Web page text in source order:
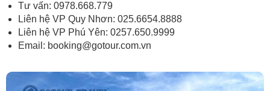
Tư vấn: 0978.668.779
Liên hệ VP Quy Nhơn: 025.6654.8888
Liên hệ VP Phú Yên: 0257.650.9999
Email: booking@gotour.com.vn